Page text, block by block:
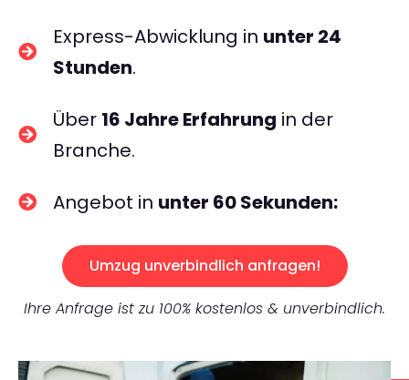
Express-Abwicklung in unter 24
Stunden.
Über 16 Jahre Erfahrung in der
Branche.
Angebot in unter 60 Sekunden:
Umzug unverbindlich anfragen!
Ihre Anfrage ist zu 100% kostenlos & unverbindlich.